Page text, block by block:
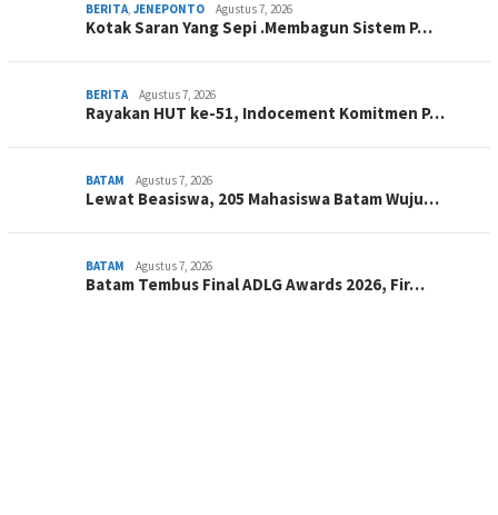
BERITA, JENEPONTO Agustus 7, 2026
Kotak Saran Yang Sepi .Membagun Sistem P…
BERITA Agustus 7, 2026
Rayakan HUT ke-51, Indocement Komitmen P…
BATAM Agustus 7, 2026
Lewat Beasiswa, 205 Mahasiswa Batam Wuju…
BATAM Agustus 7, 2026
Batam Tembus Final ADLG Awards 2026, Fir…